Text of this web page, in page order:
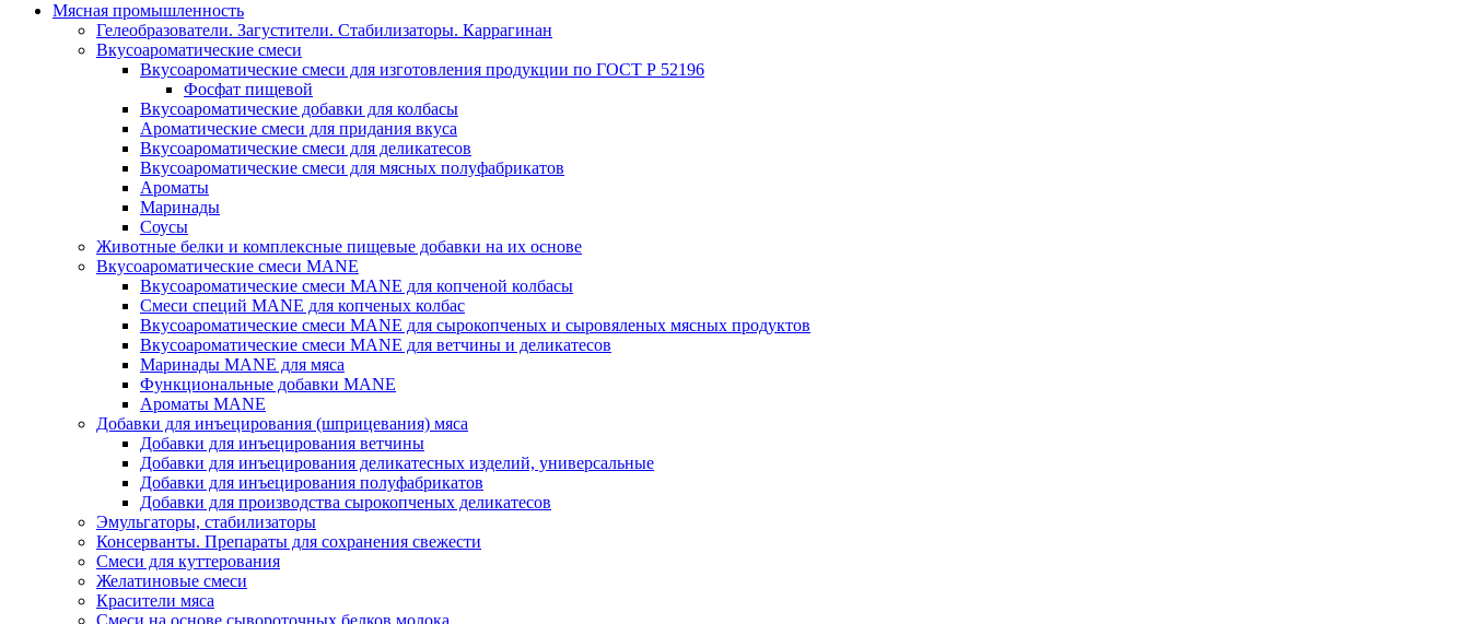
Мясная промышленность
Гелеобразователи. Загустители. Стабилизаторы. Каррагинан
Вкусоароматические смеси
Вкусоароматические смеси для изготовления продукции по ГОСТ Р 52196
Фосфат пищевой
Вкусоароматические добавки для колбасы
Ароматические смеси для придания вкуса
Вкусоароматические смеси для деликатесов
Вкусоароматические смеси для мясных полуфабрикатов
Ароматы
Маринады
Соусы
Животные белки и комплексные пищевые добавки на их основе
Вкусоароматические смеси MANE
Вкусоароматические смеси MANE для копченой колбасы
Смеси специй MANE для копченых колбас
Вкусоароматические смеси MANE для сырокопченых и сыровяленых мясных продуктов
Вкусоароматические смеси MANE для ветчины и деликатесов
Маринады MANE для мяса
Функциональные добавки MANE
Ароматы MANE
Добавки для инъецирования (шприцевания) мяса
Добавки для инъецирования ветчины
Добавки для инъецирования деликатесных изделий, универсальные
Добавки для инъецирования полуфабрикатов
Добавки для производства сырокопченых деликатесов
Эмульгаторы, стабилизаторы
Консерванты. Препараты для сохранения свежести
Смеси для куттерования
Желатиновые смеси
Красители мяса